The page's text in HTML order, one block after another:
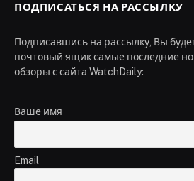
ПОДПИСАТЬСЯ НА РАССЫЛКУ
Подписавшись на рассылку, Вы
почтовый ящик самые последние
обзоры с сайта WatchDaily:
Ваше имя
Email